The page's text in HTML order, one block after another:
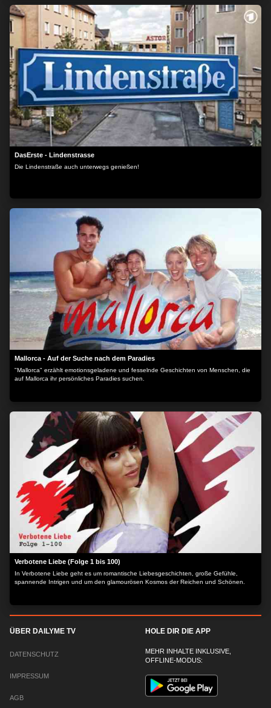
DasErste - Lindenstrasse
Die Lindenstraße auch unterwegs genießen!
Mallorca - Auf der Suche nach dem Paradies
"Mallorca" erzählt emotionsgeladene und fesselnde Geschichten von Menschen, die
auf Mallorca ihr persönliches Paradies suchen.
Verbotene Liebe (Folge 1 bis 100)
In Verbotene Liebe geht es um romantische Liebesgeschichten, große Gefühle,
spannende Intrigen und um den glamourösen Kosmos der Reichen und Schönen.
ÜBER DAILYME TV
DATENSCHUTZ
IMPRESSUM
AGB
HOLE DIR DIE APP
MEHR INHALTE INKLUSIVE,
OFFLINE-MODUS: